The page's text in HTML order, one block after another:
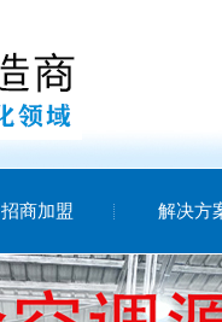
招商加盟 解决方